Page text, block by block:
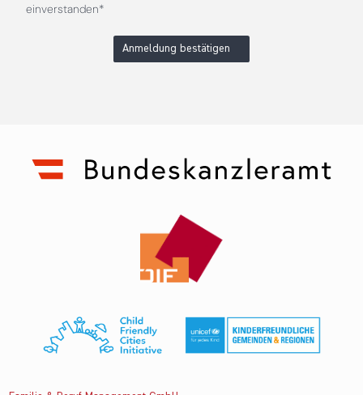
einverstanden*
Anmeldung bestätigen